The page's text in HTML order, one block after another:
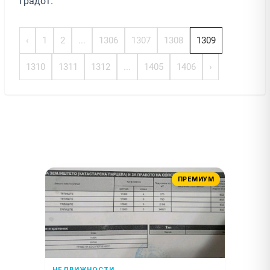
‹ 1 2 ... 1306 1307 1308 1309
1310 1311 1312 ... 1405 1406 ›
ПРЕМИУМ